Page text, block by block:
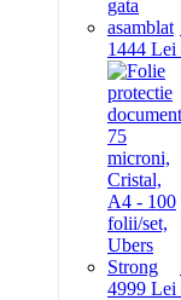
1444 Lei
4999 Lei